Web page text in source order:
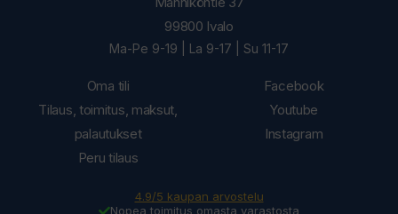
Oma tili
Tilaus, toimitus, maksut,
palautukset
Peru tilaus
99800 Ivalo
Ma-Pe 9-19 | La 9-17 | Su 11-17
Facebook
Youtube
Instagram
4.9/5 kaupan arvostelu
Nopea toimitus omasta varastosta